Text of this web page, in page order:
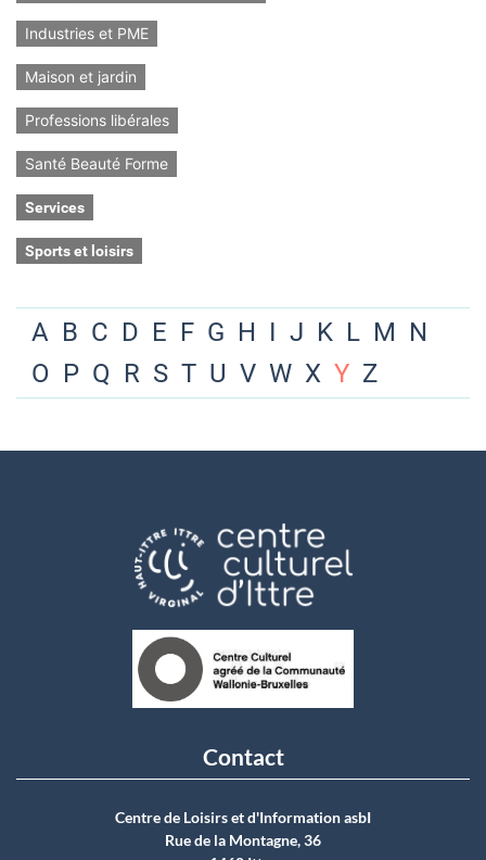
Industries et PME
Maison et jardin
Professions libérales
Santé Beauté Forme
Services
Sports et loisirs
A B C D E F G H I J K L M N
O P Q R S T U V W X Y Z
Contact
Centre de Loisirs et d'Information asbI
Rue de la Montagne, 36